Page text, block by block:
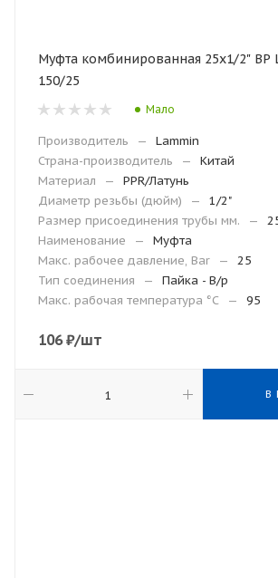
Муфта комбинированная 25х1/2" ВР
150/25
Мало
Производитель —
Lammin
Страна-производитель
—
Китай
Материал
—
PPR/Латунь
Диаметр резьбы (дюйм)
—
1/2"
Размер присоединения трубы мм.
—
Наименование
—
Муфта
Макс. рабочее давление, Bar
—
25
Тип соединения
—
Пайка - В/р
Макc. рабочая температура °С
— 95
106₽/шт
В